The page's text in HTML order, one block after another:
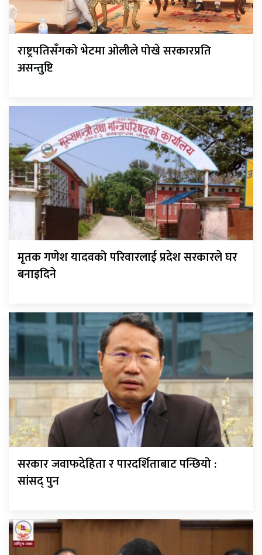
राष्ट्रपतिसँगको भेटमा ओलीले पोखे सरकारप्रति
असन्तुष्टि
मृतक गणेश यादवको परिवारलाई प्रदेश सरकारले घर
बनाइदिने
सरकार जवाफदेहिता र पारदर्शिताबाट पन्छियो :
सांसद् पुन